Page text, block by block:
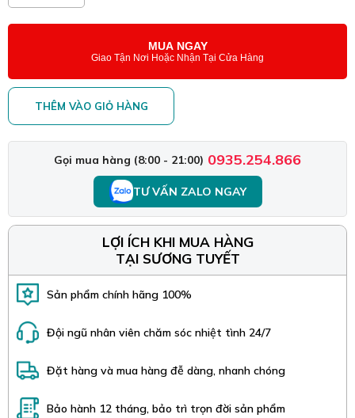
MUA NGAY
Giao Tận Nơi Hoặc Nhận Tại Cửa Hàng
THÊM VÀO GIỎ HÀNG
Gọi mua hàng (8:00 - 21:00) 0935.254.866
TƯ VẤN ZALO NGAY
LỢI ÍCH KHI MUA HÀNG
TẠI SƯƠNG TUYẾT
Sản phẩm chính hãng 100%
Đội ngũ nhân viên chăm sóc nhiệt tình 24/7
Đặt hàng và mua hàng đễ dàng, nhanh chóng
Bảo hành 12 tháng, bảo trì trọn đời sản phẩm